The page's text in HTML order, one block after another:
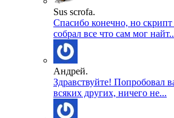
Sus scrofa.
Спасибо конечно, но
собрал все что сам мог
Андрей.
Здравствуйте! Попробовал
всяких других, ничего не...